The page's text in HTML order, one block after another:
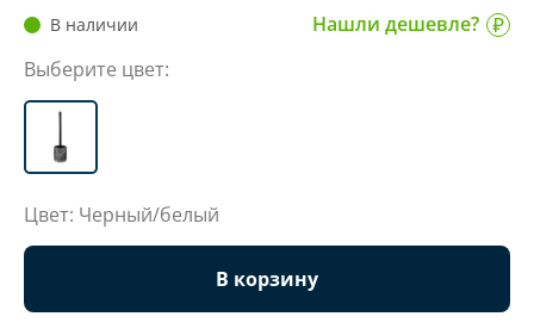
В наличии
Нашли дешевле?
Выберите цвет:
Цвет: Черный/белый
В корзину